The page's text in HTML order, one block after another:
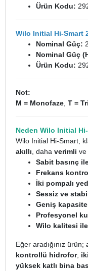
Ürün Kodu:
Wilo Initial Hi-Smart
Nominal Güç:
Nominal Güç
Ürün Kodu:
Not:
M = Monofaze T =
Neden Wilo Initial
Wilo Initial Hi-Smart,
akıllı , daha verimli ve
Sabit basınç
Frekans
İki pompalı
Sessiz ve
Geniş
Profesyonel
Wilo kalitesi
Eğer aradığınız ürün;
kontrollü hidrofor,
yüksek katlı bina